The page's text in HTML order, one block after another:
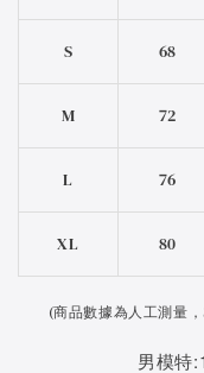
S 68
M 72
L 76
XL 80
(商品數據為人工測量
男模特